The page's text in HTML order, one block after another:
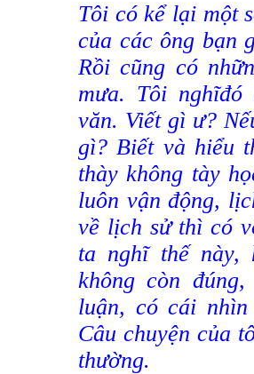
Tôi có kể lại một
của các ông bạn
Rồi cũng có
mưa. Tôi
văn. Viết gì ư?
gì? Biết và hiểu
thày không tày
luôn vận động,
về lịch sử thì có
ta nghĩ thế này,
không còn
luận, có cái
Câu chuyện của
thường.